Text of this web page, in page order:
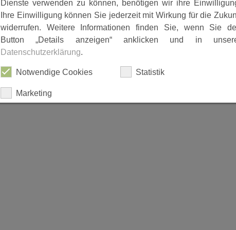
Dienste verwenden zu können, benötigen wir ihre
Ihre Einwilligung können Sie jederzeit mit Wirkung für die
widerrufen. Weitere Informationen finden Sie, wenn Sie
Button „Details anzeigen“ anklicken und in
Datenschutzerklärung.
Notwendige Cookies Statistik
Marketing